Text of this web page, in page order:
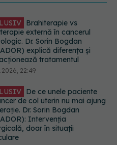
De ce unele paciente
de col uterin nu mai ajung
Dr. Sorin Bogdan
Intervenția
doar în situații
20:45
în Europa după un nou caz
Anzi, singura tulpină
transmite de la om la om
20:06